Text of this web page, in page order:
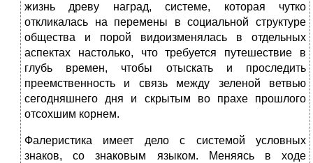
жизнь древу наград, системе, которая чутко
откликалась на перемены в социальной структуре
общества и порой видоизменялась в отдельных
аспектах настолько, что требуется путешествие в
глубь времен, чтобы отыскать и проследить
преемственность и связь между зеленой ветвью
сегодняшнего дня и скрытым во прахе прошлого
отсохшим корнем.
Фалеристика имеет дело с системой условных
знаков, со знаковым языком. Меняясь в ходе